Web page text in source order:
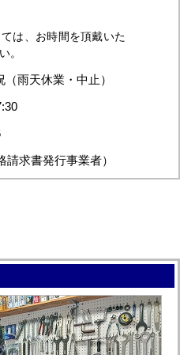
は、お時間を頂戴いた
。
（雨天休業・中止）
求書発行事業者）